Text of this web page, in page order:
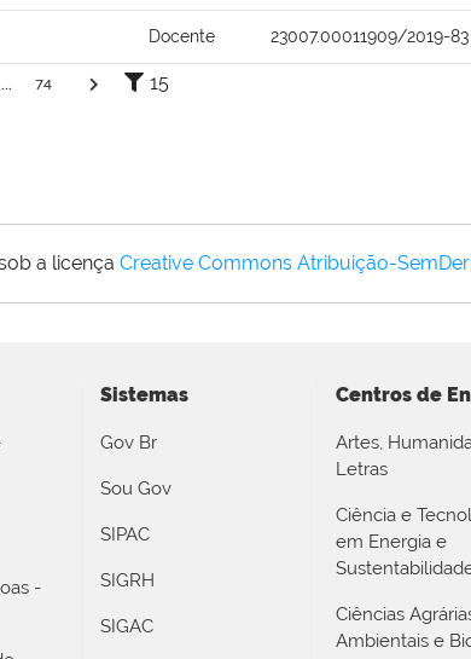
Docente 23007.00011909/2019-83
74 15
a licença Creative Commons Atribuição-
-
Sistemas
Gov Br
Sou Gov
SIPAC
SIGRH
SIGAC
Centros de
Artes,
Letras
Ciência e
em Energia e
Ciências
Ambientais e